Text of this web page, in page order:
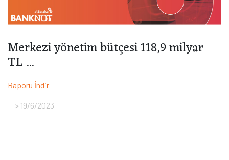
Merkezi yönetim bütçesi 118,9 milyar
TL ...
Raporu İndir
> 19/6/2023